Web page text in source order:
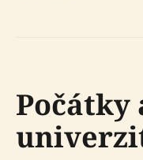
Počátky